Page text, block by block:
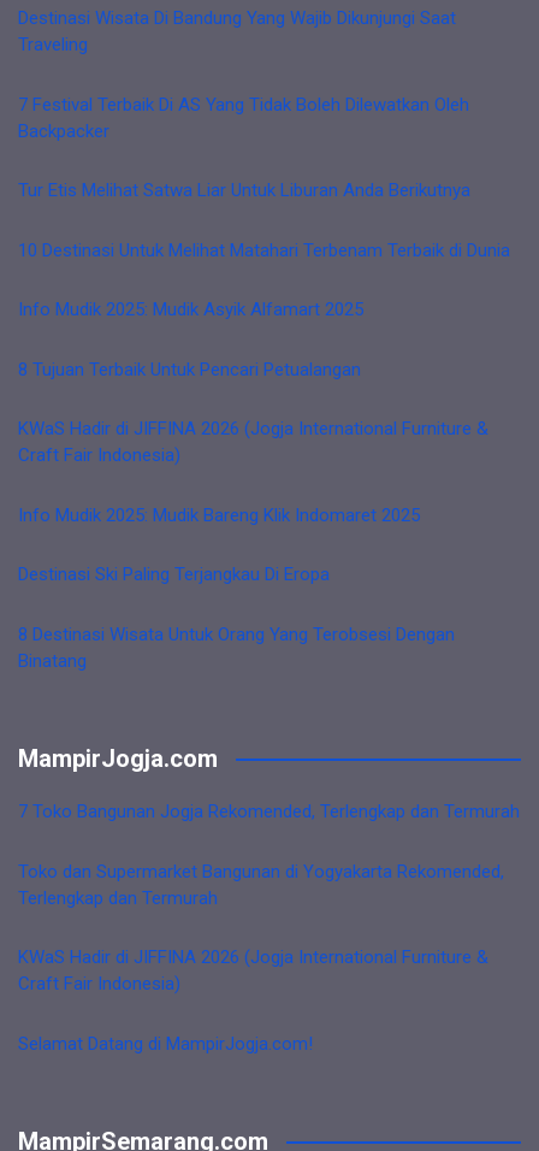
Destinasi Wisata Di Bandung Yang Wajib Dikunjungi Saat
Traveling
7 Festival Terbaik Di AS Yang Tidak Boleh Dilewatkan Oleh
Backpacker
Tur Etis Melihat Satwa Liar Untuk Liburan Anda Berikutnya
10 Destinasi Untuk Melihat Matahari Terbenam Terbaik di Dunia
Info Mudik 2025: Mudik Asyik Alfamart 2025
8 Tujuan Terbaik Untuk Pencari Petualangan
KWaS Hadir di JIFFINA 2026 (Jogja International Furniture &
Craft Fair Indonesia)
Info Mudik 2025: Mudik Bareng Klik Indomaret 2025
Destinasi Ski Paling Terjangkau Di Eropa
8 Destinasi Wisata Untuk Orang Yang Terobsesi Dengan
Binatang
MampirJogja.com
7 Toko Bangunan Jogja Rekomended, Terlengkap dan Termurah
Toko dan Supermarket Bangunan di Yogyakarta Rekomended,
Terlengkap dan Termurah
KWaS Hadir di JIFFINA 2026 (Jogja International Furniture &
Craft Fair Indonesia)
Selamat Datang di MampirJogja.com!
MampirSemarang.com